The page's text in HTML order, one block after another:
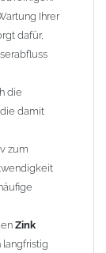
einfaches
sich die
hat oben
Ihrer
dafür,
die
damit
zum
Zink
langfristig